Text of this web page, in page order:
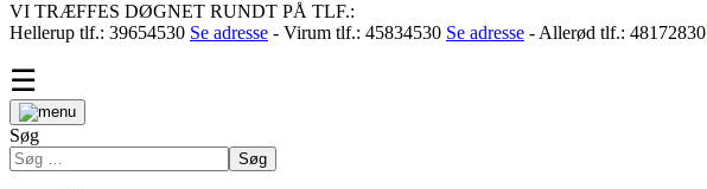
VI TRÆFFES DØGNET RUNDT PÅ TLF.:
Hellerup tlf.: 39654530 Se adresse - Virum tlf.: 45834530 Se adresse - Allerød tlf.: 48172830
☰
Søg
Søg